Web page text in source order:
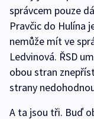
správcem pouze
Pravčic do Hulína
nemůže mít ve
Ledvinová. ŘSD
obou stran
strany
A ta jsou tři. Buď